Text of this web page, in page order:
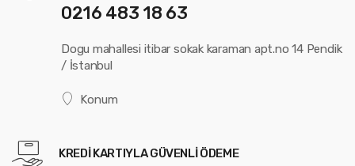
0216 483 18 63
Dogu mahallesi itibar sokak karaman apt.no 14 Pendik
/ İstanbul
Konum
KREDI KARTIYLA GÜVENLI ÖDEME